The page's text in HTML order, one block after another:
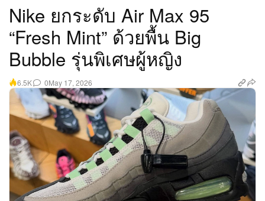
Nike ยกระดับ Air Max 95
“Fresh Mint” ด้วยพื้น Big
Bubble รุ่นพิเศษผู้หญิง
6.5K 0May 17, 2026